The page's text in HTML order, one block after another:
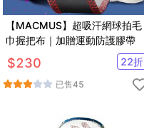
【MACMUS】超吸汗網球拍毛
巾握把布｜加贈運動防護膠帶
$230 22折
已售45